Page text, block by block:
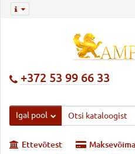
+372 53 99 66 33
Igal pool
Ettevõtest